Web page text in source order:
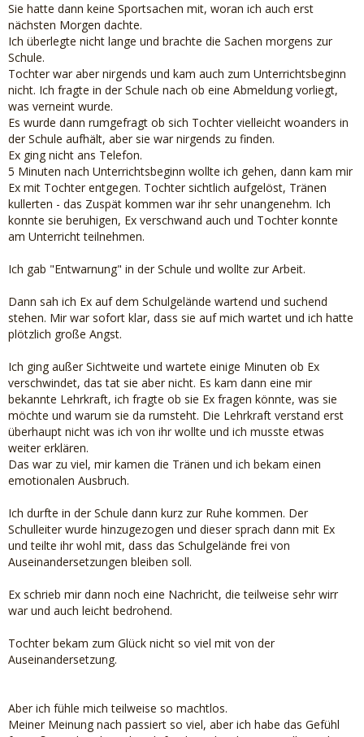
Sie hatte dann keine Sportsachen mit, woran ich auch erst
nächsten Morgen dachte.
Ich überlegte nicht lange und brachte die Sachen morgens zur
Schule.
Tochter war aber nirgends und kam auch zum Unterrichtsbeginn
nicht. Ich fragte in der Schule nach ob eine Abmeldung vorliegt,
was verneint wurde.
Es wurde dann rumgefragt ob sich Tochter vielleicht woanders in
der Schule aufhält, aber sie war nirgends zu finden.
Ex ging nicht ans Telefon.
5 Minuten nach Unterrichtsbeginn wollte ich gehen, dann kam mir
Ex mit Tochter entgegen. Tochter sichtlich aufgelöst, Tränen
kullerten - das Zuspät kommen war ihr sehr unangenehm. Ich
konnte sie beruhigen, Ex verschwand auch und Tochter konnte
am Unterricht teilnehmen.
Ich gab "Entwarnung" in der Schule und wollte zur Arbeit.
Dann sah ich Ex auf dem Schulgelände wartend und suchend
stehen. Mir war sofort klar, dass sie auf mich wartet und ich hatte
plötzlich große Angst.
Ich ging außer Sichtweite und wartete einige Minuten ob Ex
verschwindet, das tat sie aber nicht. Es kam dann eine mir
bekannte Lehrkraft, ich fragte ob sie Ex fragen könnte, was sie
möchte und warum sie da rumsteht. Die Lehrkraft verstand erst
überhaupt nicht was ich von ihr wollte und ich musste etwas
weiter erklären.
Das war zu viel, mir kamen die Tränen und ich bekam einen
emotionalen Ausbruch.
Ich durfte in der Schule dann kurz zur Ruhe kommen. Der
Schulleiter wurde hinzugezogen und dieser sprach dann mit Ex
und teilte ihr wohl mit, dass das Schulgelände frei von
Auseinandersetzungen bleiben soll.
Ex schrieb mir dann noch eine Nachricht, die teilweise sehr wirr
war und auch leicht bedrohend.
Tochter bekam zum Glück nicht so viel mit von der
Auseinandersetzung.
Aber ich fühle mich teilweise so machtlos.
Meiner Meinung nach passiert so viel, aber ich habe das Gefühl